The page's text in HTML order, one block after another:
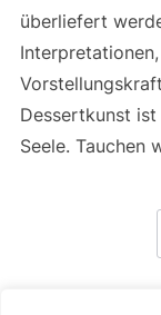
überliefert
Dessertkunst ist
Seele. Tauchen